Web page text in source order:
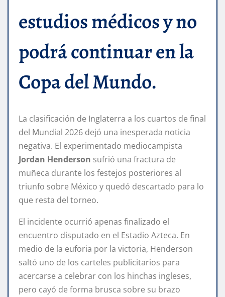
estudios médicos y no
podrá continuar en la
Copa del Mundo.
La clasificación de Inglaterra a los cuartos de final
del Mundial 2026 dejó una inesperada noticia
negativa. El experimentado mediocampista
Jordan Henderson sufrió una fractura de
muñeca durante los festejos posteriores al
triunfo sobre México y quedó descartado para lo
que resta del torneo.
El incidente ocurrió apenas finalizado el
encuentro disputado en el Estadio Azteca. En
medio de la euforia por la victoria, Henderson
saltó uno de los carteles publicitarios para
acercarse a celebrar con los hinchas ingleses,
pero cayó de forma brusca sobre su brazo